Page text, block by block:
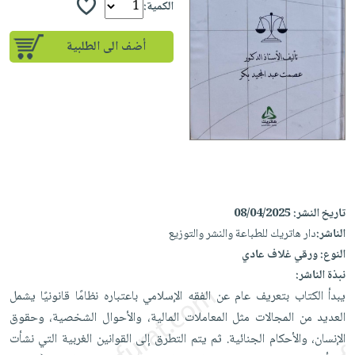
إختياراتنا
أكاديمية
صندوق
القراءة
English
iKitab
أسئلة
يتكرر
طرحها
على
Android
تحميل
iKitab
على
Apple
أسئلة
يتكرر
طرحها
تحميل
masmu3
على
Android
على
Apple
المواضيع
الأكثر
وسائل
تعليمية
صندوق
تعليمية
والعناية
الشخصية
جديد
العناية
الشخصية
العناية
وتصفيف
الشعر
العناية
بالجسم
والسفرة
جديد
الكل
أواني
الطهي
أدوات
متجر
الهدايا
أقسام
الكمية:
أضف الى الطلبية
تاريخ النشر:08/04/2025
الناشر:دار هاتريك للطباعة والنشر والتوزيع
النوع:ورقي غلاف عادي
نبذة الناشر:
يبدأ الكتاب بتعريف عام عن الفقه الإسلامي باعتباره نظامًا قانونيًا يشمل
العديد من المجالات مثل المعاملات المالية، والأحوال الشخصية، وحقوق
الإنسان، والأحكام الجنائية. ثم يتم التطرق إلى القوانين الغربية التي نشأت